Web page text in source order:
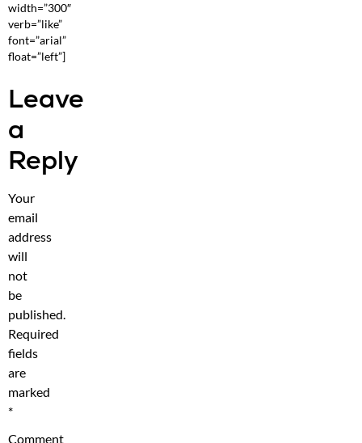
width=”300″
verb=”like”
font=”arial”
float=”left”]
Leave
a
Reply
Your
email
address
will
not
be
published.
Required
fields
are
marked
*
Comment